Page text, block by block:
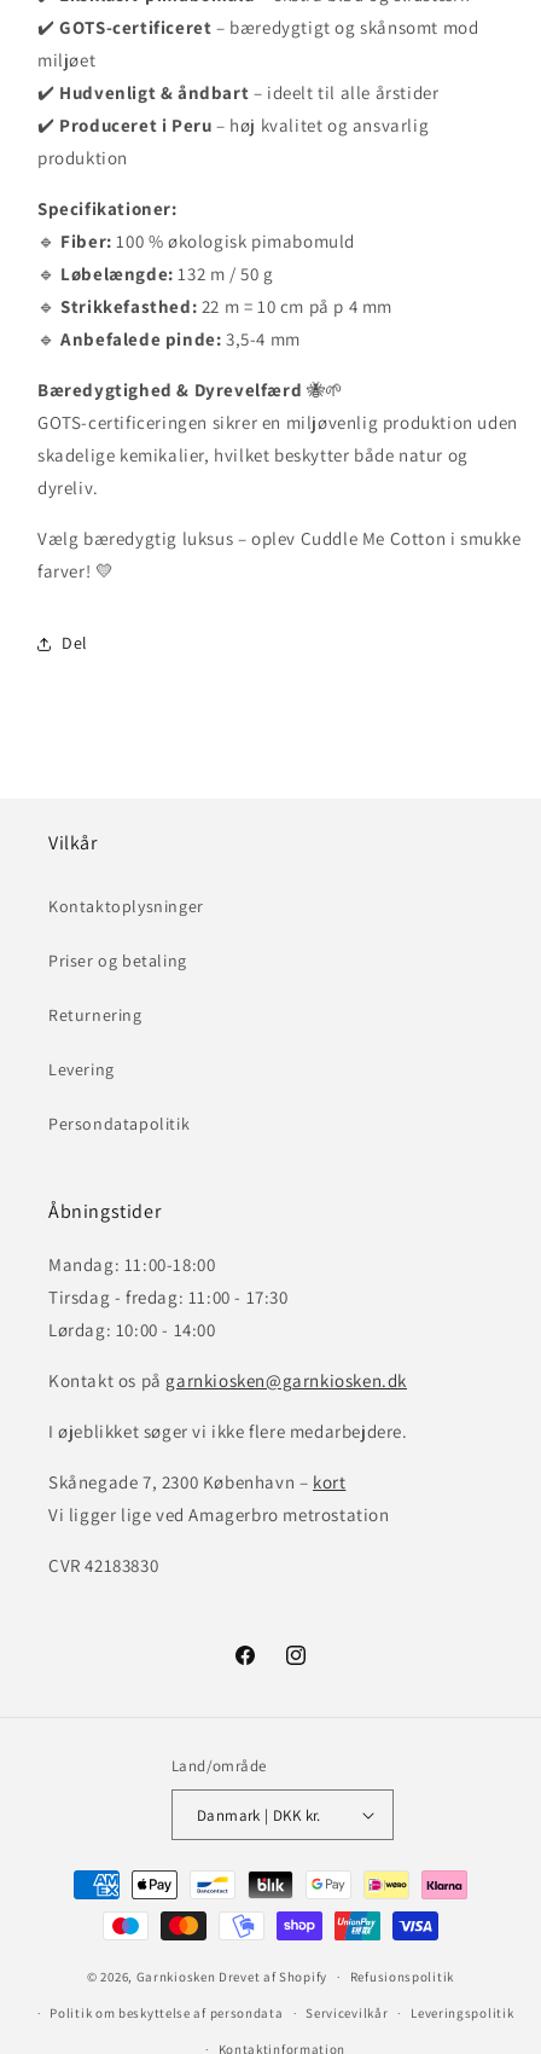
✔️GOTS-certificeret – bæredygtigt og skånsomt mod
miljøet
✔️ Hudvenligt & åndbart – ideelt til alle årstider
✔️ Produceret i Peru – høj kvalitet og ansvarlig
produktion
Specifikationer:
🔹 Fiber: 100 % økologisk pimabomuld
🔹 Løbelængde: 132 m / 50 g
🔹Strikkefasthed: 22 m = 10 cm på p 4 mm
🔹Anbefalede pinde: 3,5-4 mm
Bæredygtighed & Dyrevelfærd 🐝🌱
GOTS-certificeringen sikrer en miljøvenlig produktion uden
skadelige kemikalier, hvilket beskytter både natur og
dyreliv.
Vælg bæredygtig luksus – oplev Cuddle Me Cotton i smukke
farver! 💛
Del
Vilkår
Kontaktoplysninger
Priser og betaling
Returnering
Levering
Persondatapolitik
Åbningstider
Mandag: 11:00-18:00
Tirsdag - fredag: 11:00 - 17:30
Lørdag: 10:00 - 14:00
Kontakt os på garnkiosken@garnkiosken.dk
I øjeblikket søger vi ikke flere medarbejdere.
Skånegade 7, 2300 København – kort
Vi ligger lige ved Amagerbro metrostation
CVR 42183830
FacebookInstagram
Land/område
Danmark | DKK kr.
Betalingsmetoder
© 2026, Garnkiosken Drevet af Shopify Refusionspolitik
Politik om beskyttelse af persondata Servicevilkår Leveringspolitik
Kontaktinformation